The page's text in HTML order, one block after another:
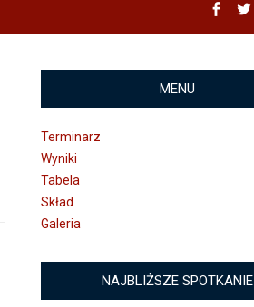
MENU
Terminarz
Wyniki
Tabela
Skład
Galeria
NAJBLIŻSZE SPOTKANIE